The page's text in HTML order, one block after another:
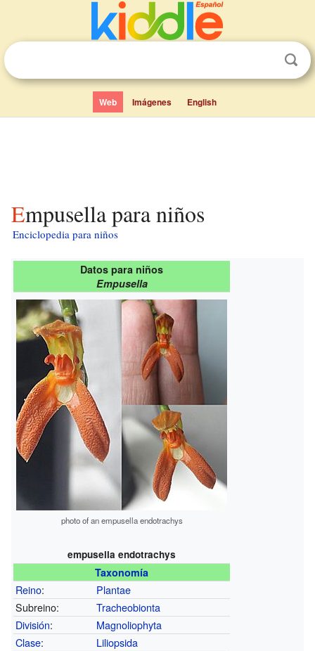
Web Imágenes English
Empusella para niños
Enciclopedia para niños
Datos para niños
Empusella
photo of an empusella endotrachys
empusella endotrachys
Taxonomía
Reino:
Plantae
Subreino:
Tracheobionta
División:
Magnoliophyta
Clase:
Liliopsida